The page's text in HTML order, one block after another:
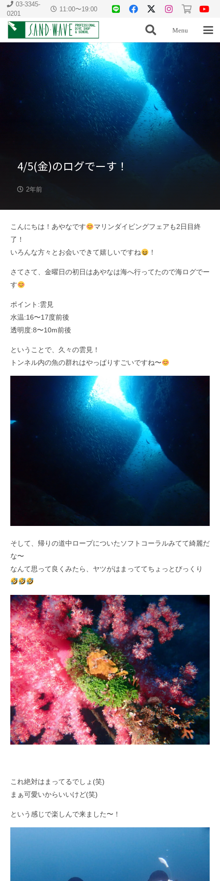
03-3345-
0201
11:00〜19:00
Menu
4/5(金)のログでーす！
2年前
こんにちは！あやなです
マリンダイビングフェアも2日目終
了！
いろんな方々とお会いできて嬉しいですね
！
さてさて、金曜日の初日はあやなは海へ行ってたので海ログでー
す
ポイント:雲見
水温:16〜17度前後
透明度:8〜10m前後
ということで、久々の雲見！
トンネル内の魚の群れはやっぱりすごいですね〜
そして、帰りの道中ロープについたソフトコーラルみてて綺麗だ
な〜
なんて思って良くみたら、ヤツがはまっててちょっとびっくり
これ絶対はまってるでしょ(笑)
まぁ可愛いからいいけど(笑)
という感じで楽しんで来ました〜！